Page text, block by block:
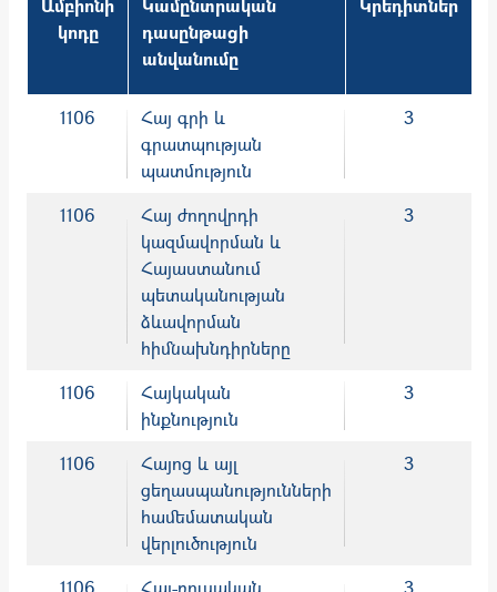
Ամբիոնի
կոդը
Կամընտրական
դասընթացի
անվանումը
Կրեդիտներ
1106
Հայ գրի և
գրատպության
պատմություն
3
1106
Հայ ժողովրդի
կազմավորման և
Հայաստանում
պետականության
ձևավորման
հիմնախնդիրները
3
1106
Հայկական
ինքնություն
3
1106
Հայոց և այլ
ցեղասպանությունների
համեմատական
վերլուծություն
3
1106
Հայ-ռուսական
3